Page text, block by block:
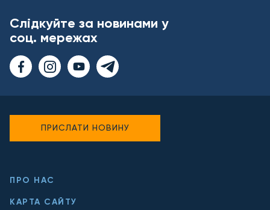
Слідкуйте за новинами у
соц. мережах
ПРО НАС
КАРТА САЙТУ
ПРИСЛАТИ НОВИНУ